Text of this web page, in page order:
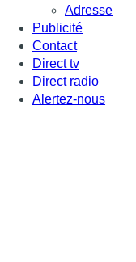
Adresse
Publicité
Contact
Direct tv
Direct radio
Alertez-nous